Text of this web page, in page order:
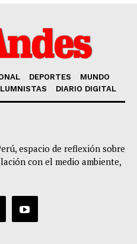
DEPORTES
MUNDO
DIARIO DIGITAL
espacio de reflexión sobre
con el medio ambiente,